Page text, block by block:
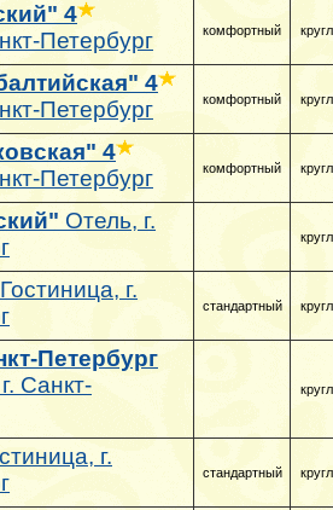
4
Петербург
комфортный
4
Петербург
комфортный
4
Петербург
комфортный
Отель, г.
Гостиница, г.
стандартный
Петербург
Санкт-
г.
стандартный